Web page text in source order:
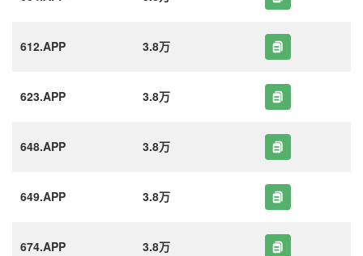
612.APP 3.8万
623.APP 3.8万
648.APP 3.8万
649.APP 3.8万
674.APP 3.8万